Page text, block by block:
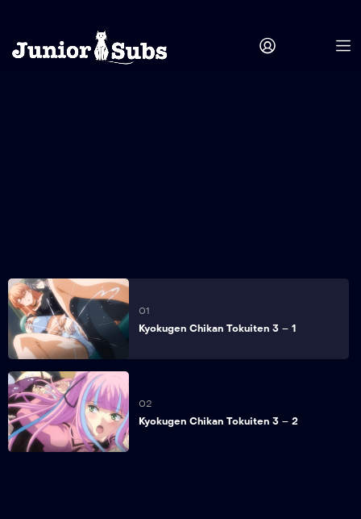
01
Kyokugen Chikan Tokuiten 3 – 1
02
Kyokugen Chikan Tokuiten 3 – 2